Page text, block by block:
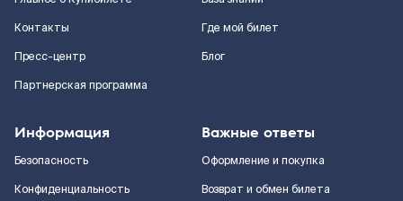
Контакты
Пресс-центр
Партнерская программа
Где мой билет
Блог
Информация
Безопасность
Конфиденциальность
Важные ответы
Оформление и покупка
Возврат и обмен билета